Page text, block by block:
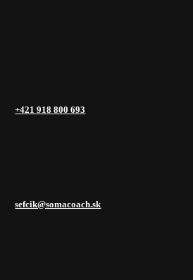
+421 918 800 693
sefcik@somacoach.sk